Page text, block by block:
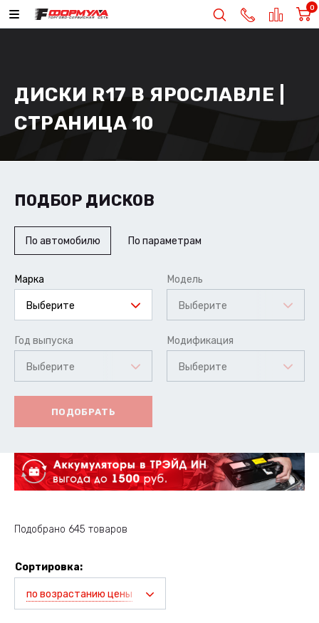
0
ДИСКИ R17 В ЯРОСЛАВЛЕ |
СТРАНИЦА 10
ПОДБОР ДИСКОВ
По автомобилю По параметрам
Марка
Выберите
Модель
Выберите
Год выпуска
Выберите
Модификация
Выберите
ПОДОБРАТЬ
Подобрано 645 товаров
Сортировка:
по возрастанию цены